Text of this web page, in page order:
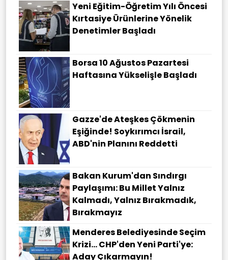
Yeni Eğitim-Öğretim Yılı Öncesi
Kırtasiye Ürünlerine Yönelik
Denetimler Başladı
Borsa 10 Ağustos Pazartesi
Haftasına Yükselişle Başladı
Gazze'de Ateşkes Çökmenin
Eşiğinde! Soykırımcı İsrail,
ABD'nin Planını Reddetti
Bakan Kurum'dan Sındırgı
Paylaşımı: Bu Millet Yalnız
Kalmadı, Yalnız Bırakmadık,
Bırakmayız
Menderes Belediyesinde Seçim
Krizi... CHP'den Yeni Parti'ye:
Aday Çıkarmayın!